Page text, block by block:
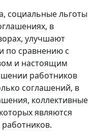
социальные льготы
в
улучшают
по сравнению с
и настоящим
работников
соглашений, в
коллективные
являются